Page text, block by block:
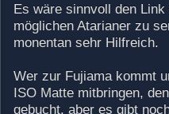
Es wäre sinnvoll den
möglichen Atarianer zu
monentan sehr Hilfreich.
Wer zur Fujiama kommt
ISO Matte mitbringen,
gebucht, aber es gibt